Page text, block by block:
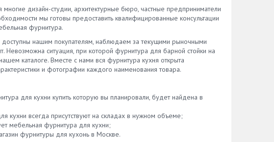
дизайн-студии, архитектурные бюро, частные предприниматели
мы готовы предоставить квалифицированные консультации
фурнитура.
нашим покупателям, наблюдаем за текущими рыночными
Невозможна ситуация, при которой фурнитура для барной стойки на
каталоге. Вместе с нами вся фурнитура кухня открыта
и фотографии каждого наименования товара.
для кухни купить которую вы планировали, будет найдена в
кухни всегда присутствуют на складах в нужном объеме;
мебельная фурнитура для кухни;
фурнитуры для кухонь в Москве.